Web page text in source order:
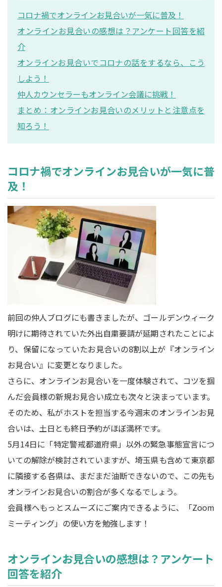
コロナ禍でオンラインお見合いが一気に普及！
オンラインお見合いの感想は？アンケート回答を紹
介
オンラインお見合いでコロナの話をするなら、こう
しよう！
仲人カウンセラーもオンライン会議に挑戦！
まとめ：オンラインお見合いのメリットと注意点を
知ろう！
コロナ禍でオンラインお見合いが一気に普
及！
前回の仲人ブログにも書きましたが、ゴールデンウィーク
明けに期待されていた外出自粛要請が延期されたことによ
り、保留になっていたお見合いの8割以上が『オンライン
お見合い』に変更となりました。
さらに、オンラインお見合いを一度体験されて、コツを掴
んだ会員様の新規お見合い成立も次々と決まっています。
そのため、私がホストを担当する今週末のオンラインお見
合いは、土日とも終日予約がほぼ満杯です。
5月14日に「特定警戒都道府県」以外の緊急事態宣言につ
いての解除が検討されていますが、埼玉県も含めて東京都
に隣接する各県は、まだまだ油断できないので、この先も
オンラインお見合いの割合が多くなるでしょう。
会員様へもっとスムーズにご案内できるように、「Zoom
ミーティング」の使い方を勉強します！
オンラインお見合いの感想は？アンケート
回答を紹介